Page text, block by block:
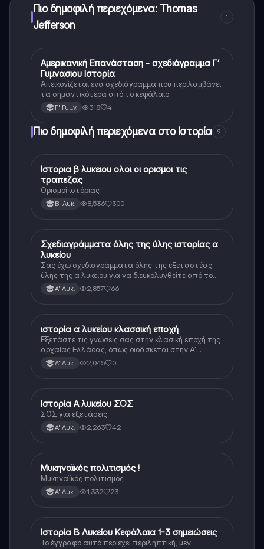
Πιο δημοφιλή περιεχόμενα: Thomas
Jefferson
1
Ιστορία
Αμερικανική Επανάσταση - σχεδιάγραμμα Γ’
Γυμνασιου Ιστορία
Απεικονίζεται ένα σχεδιάγραμμα που περιλαμβάνει
τα σημαντικότερα από το κεφάλαιο.
Γ' Γυμν. 318 4
Πιο δημοφιλή περιεχόμενα στο Ιστορία 9
Ιστορία
Ιστορια β λυκειου ολοι οι ορισμοι τις
τραπεζας
Ορισμοί ιστόριας
Β' Λυκ. 8,536 300
Ιστορία
Σχεδιαγράμματα όλης της ύλης ιστορίας α
λυκείου
Σας έχω σχεδιαγράμματα όλης της εξεταστέας
ύλης της α λυκείου για να διευκολυνθείτε από το
τεράστιο βάρος του βιβλίου
Α' Λυκ. 2,857 66
Ιστορία
ιστορία α λυκείου κλασσική εποχή
Εξετάστε τις γνώσεις σας στην κλασική εποχή της
αρχαίας Ελλάδας, όπως διδάσκεται στην Α'
Λυκείου.
Α' Λυκ. 2,045 0
Ιστορία
Ιστορία Α λυκείου ΣΟΣ
ΣΟΣ για εξετάσεις
Α' Λυκ. 2,263 42
Ιστορία
Μυκηναϊκός πολιτισμός !
Μυκηναϊκός πολιτισμός
Α' Λυκ. 1,332 23
Ιστορία
Ιστορία Β Λυκείου Κεφάλαια 1-3 σημειώσεις
Το έγγραφο αυτό περιέχει περιληπτική, μεν